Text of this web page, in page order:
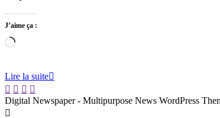
J’aime ça :
Chargement…
Lire la suite
Digital Newspaper - Multipurpose News WordPress